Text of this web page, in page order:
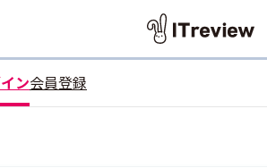
ン会員登録